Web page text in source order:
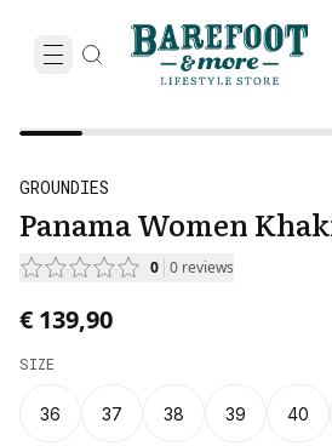
GROUNDIES
Panama Women
0 0 reviews
€ 139,90
SIZE
36 37 38 39 40